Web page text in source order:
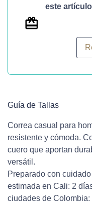
este
Guía de Tallas
Correa casual para
resistente y cómoda.
cuero que aportan
versátil.
Preparado con
estimada en Cali: 2
ciudades de